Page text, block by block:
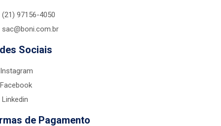
(21) 97156-4050
sac@boni.com.br
Sociais
Instagram
Facebook
Linkedin
de Pagamento